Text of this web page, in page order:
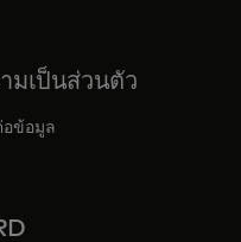
tab
มเป็นส่วนตัว
อข้อมูล